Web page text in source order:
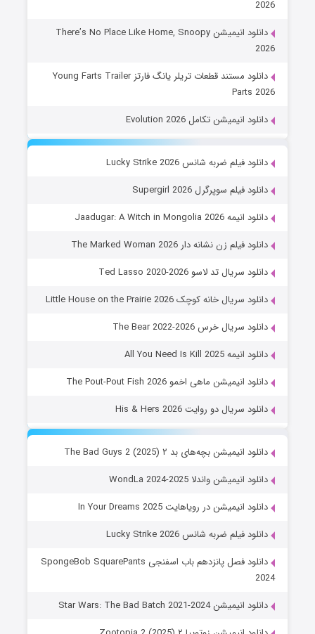
2026
دانلود انیمیشن There’s No Place Like Home, Snoopy
2026
دانلود مستند قطعات تریلر یانگ فارتز Young Farts Trailer
Parts 2026
دانلود انیمیشن تکامل Evolution 2026
دانلود فیلم ضربه شانس Lucky Strike 2026
دانلود فیلم سوپرگرل Supergirl 2026
دانلود انیمه Jaadugar: A Witch in Mongolia 2026
دانلود فیلم زن نشانه دار The Marked Woman 2026
دانلود سریال تد لاسو Ted Lasso 2020-2026
دانلود سریال خانه کوچک Little House on the Prairie 2026
دانلود سریال خرس The Bear 2022-2026
دانلود انیمه All You Need Is Kill 2025
دانلود انیمیشن ماهی اخمو The Pout-Pout Fish 2026
دانلود سریال دو روایت His & Hers 2026
دانلود انیمیشن بچه‌های بد ۲ The Bad Guys 2 (2025)
دانلود انیمیشن واندلا WondLa 2024-2025
دانلود انیمیشن در رویاهایت In Your Dreams 2025
دانلود فیلم ضربه شانس Lucky Strike 2026
دانلود فصل پانزدهم باب اسفنجی SpongeBob SquarePants
2024
دانلود انیمیشن Star Wars: The Bad Batch 2021-2024